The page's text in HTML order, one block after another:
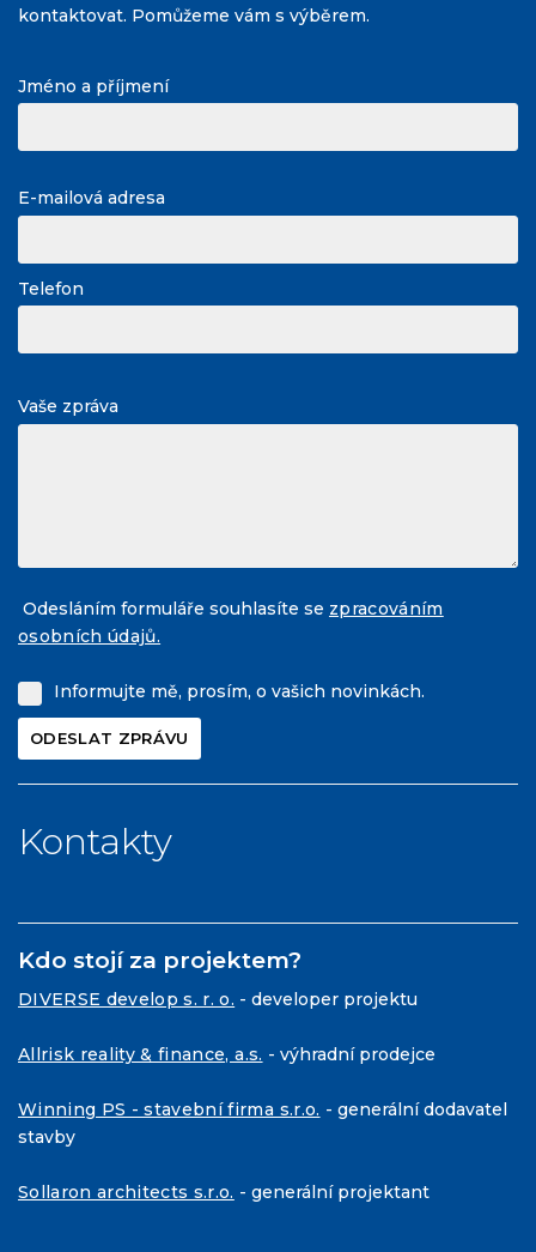
kontaktovat. Pomůžeme vám s výběrem.
Jméno a příjmení
E-mailová adresa
Telefon
Vaše zpráva
Odesláním formuláře souhlasíte se zpracováním
osobních údajů.
Informujte mě, prosím, o vašich novinkách.
Kontakty
Kdo stojí za projektem?
DIVERSE develop s. r. o. - developer projektu
Allrisk reality & finance, a.s. - výhradní prodejce
Winning PS - stavební firma s.r.o. - generální dodavatel
stavby
Sollaron architects s.r.o. - generální projektant